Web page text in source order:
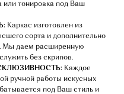
или тонировка под Ваш
Каркас изготовлен из
сорта и дополнительно
Мы даем расширенную
без скрипов.
Каждое
ручной работы искусных
под Ваш стиль и